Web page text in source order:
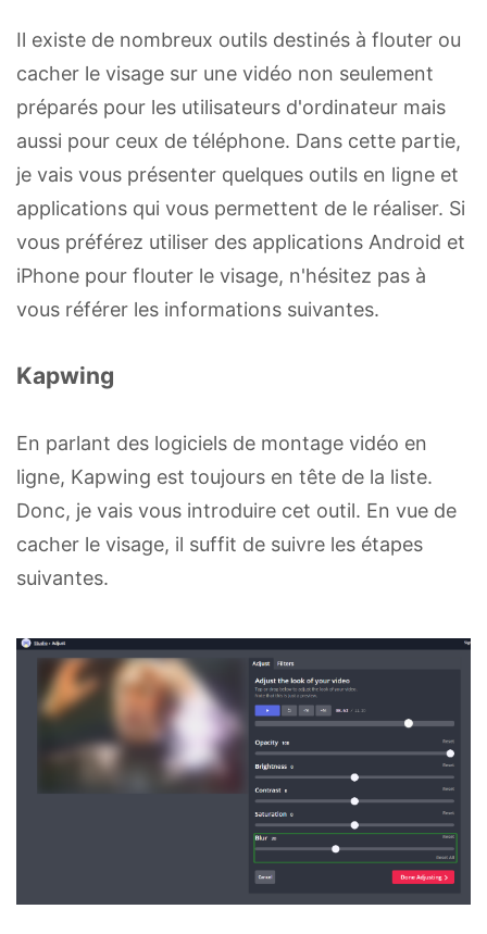
Il existe de nombreux outils destinés à flouter ou
cacher le visage sur une vidéo non seulement
préparés pour les utilisateurs d'ordinateur mais
aussi pour ceux de téléphone. Dans cette partie,
je vais vous présenter quelques outils en ligne et
applications qui vous permettent de le réaliser. Si
vous préférez utiliser des applications Android et
iPhone pour flouter le visage, n'hésitez pas à
vous référer les informations suivantes.
Kapwing
En parlant des logiciels de montage vidéo en
ligne, Kapwing est toujours en tête de la liste.
Donc, je vais vous introduire cet outil. En vue de
cacher le visage, il suffit de suivre les étapes
suivantes.